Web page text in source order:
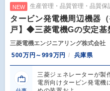
NEW 生産管理・品質管理・品質保
タービン発電機周辺機器
戸】◆三菱電機Gの安定基
三菱電機エンジニアリング株式会社
500万円～999万円
兵庫県
三菱ジェネレーターが製
電所向けタービン発電機